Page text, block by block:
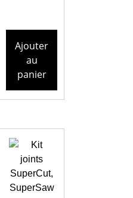
Ajouter
au
panier